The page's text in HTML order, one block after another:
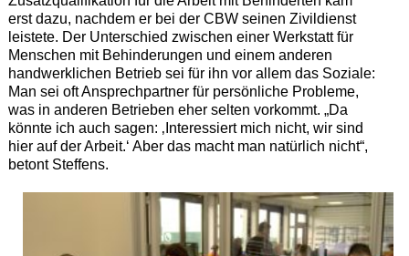
erst dazu, nachdem er bei der CBW seinen Zivildienst
leistete. Der Unterschied zwischen einer Werkstatt für
Menschen mit Behinderungen und einem anderen
handwerklichen Betrieb sei für ihn vor allem das Soziale:
Man sei oft Ansprechpartner für persönliche Probleme,
was in anderen Betrieben eher selten vorkommt. „Da
könnte ich auch sagen: ‚Interessiert mich nicht, wir sind
hier auf der Arbeit.‘ Aber das macht man natürlich nicht“,
betont Steffens.